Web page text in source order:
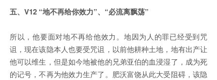
五、 V12 “地不再给你效力”、“必流离飘荡”
所以，他要面对地不再给他效力。地因为人的罪已经受到咒
诅，现在该隐本人也要受咒诅，以前他耕种土地，地有出产让
他可以维生，但是如今地被他的兄弟亚伯的血浸湿了，成为死
的记号，不再为他效力生产了。肥沃富饶从此大受阻碍，该隐